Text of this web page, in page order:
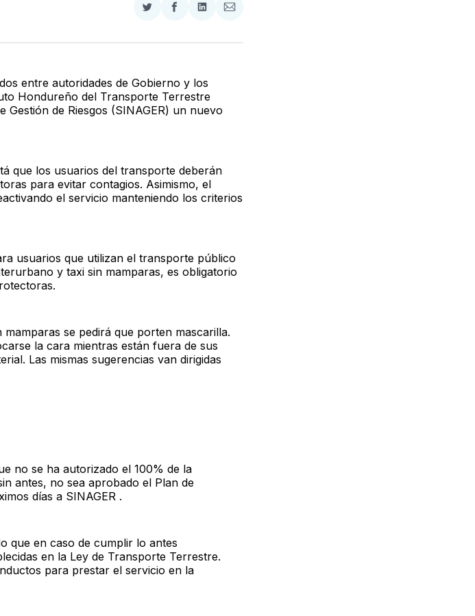
Compartir
Twitter
Compartir
Facebook
Compartir
LinkedIn
Compartir
Email
entre autoridades de Gobierno y los
Hondureño del Transporte Terrestre
de Riesgos (SINAGER) un nuevo
que los usuarios del transporte deberán
para evitar contagios. Asimismo, el
el servicio manteniendo los criterios
usuarios que utilizan el transporte público
y taxi sin mamparas, es obligatorio
se pedirá que porten mascarilla.
la cara mientras están fuera de sus
Las mismas sugerencias van dirigidas
no se ha autorizado el 100% de la
antes, no sea aprobado el Plan de
días a SINAGER .
que en caso de cumplir lo antes
en la Ley de Transporte Terrestre.
para prestar el servicio en la